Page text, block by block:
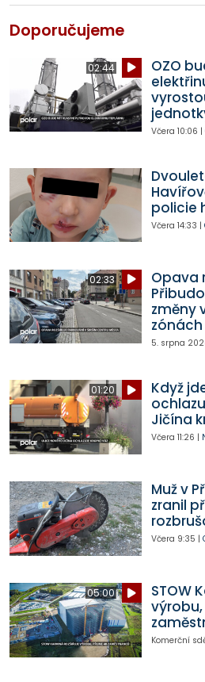
Doporučujeme
02:44
OZO
Včera 10:06 |
policie
Včera 14:33 |
02:33
Opava
změny
zónách
5. srpna
01:20
Když
Jičína
Včera 11:26 |
Muž v
zranil
Včera 9:35 |
05:00
STOW
Komerční